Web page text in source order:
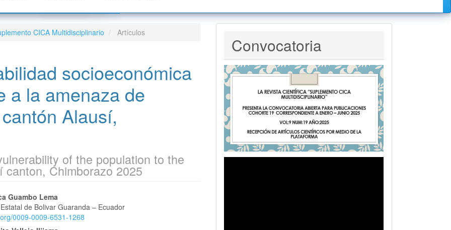
de preocupaciones
publicación
para autoras/es
de preservación
de publicaciones
Envíos
Contacto
CICA Multidisciplinario Artículos
socioeconómica
a la amenaza de
Alausí,
of the population to the
Chimborazo 2025
Guambo Lema
de Bolivar Guaranda – Ecuador
0009-0009-6531-1268
Convocatoria
Convocatoria